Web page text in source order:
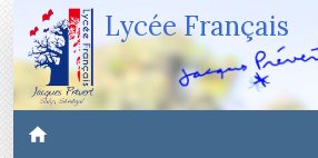
Lycée Français